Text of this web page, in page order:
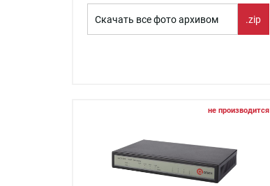
Скачать все фото архивом .zip
не производится